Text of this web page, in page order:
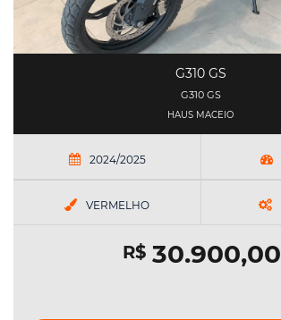
G310 GS
G310 GS
HAUS MACEIO
2024/2025
VERMELHO
R$30.900,00